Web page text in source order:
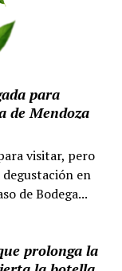
para
de Mendoza
visitar, pero
en
de Bodega...
prolonga la